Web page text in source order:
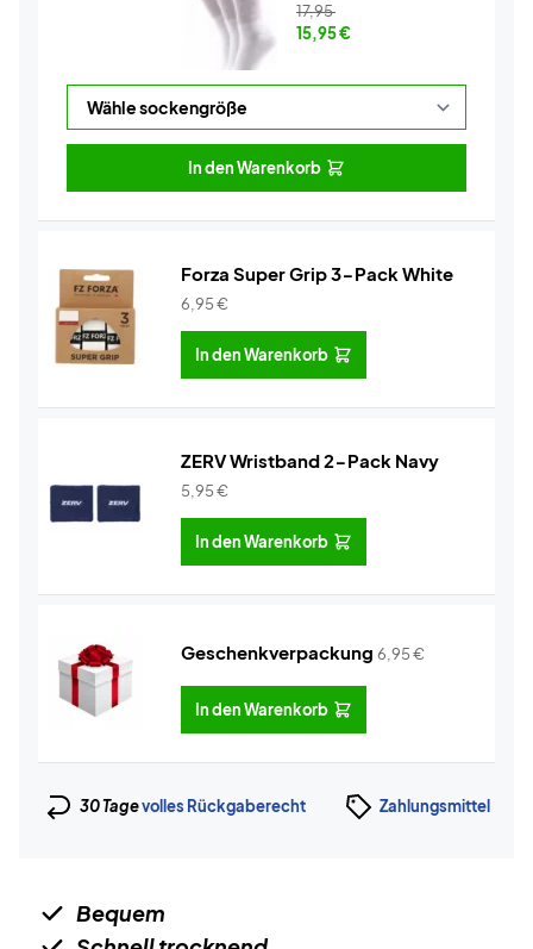
17,95
15,95€
In den Warenkorb
Forza Super Grip 3-Pack White
6,95€
In den Warenkorb
ZERV Wristband 2-Pack Navy
5,95€
In den Warenkorb
Geschenkverpackung 6,95€
In den Warenkorb
30 Tagevolles Rückgaberecht Zahlungsmittel
Bequem